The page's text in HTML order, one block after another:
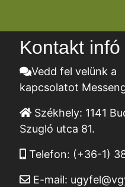
Kontakt infó
Vedd fel velünk a
kapcsolatot
Székhely: 1141
Szugló utca 81.
Telefon: (+36-1)
E-mail: